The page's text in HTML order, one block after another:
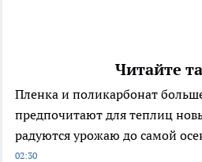
Читайте
Пленка и поликарбонат
предпочитают для теплиц
радуются урожаю до самой
02:30